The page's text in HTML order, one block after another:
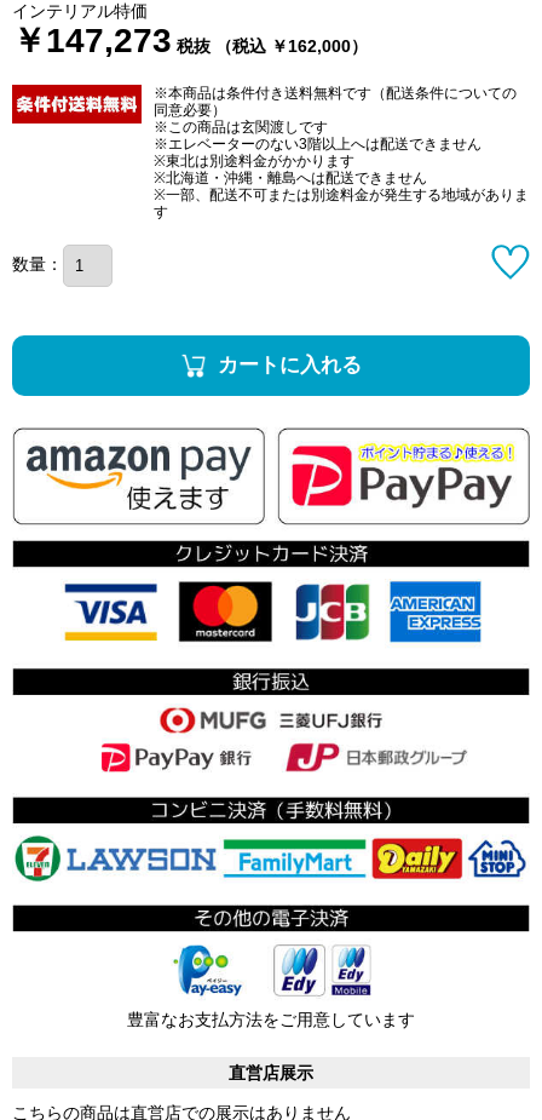
インテリアル特価
￥147,273 税抜 （税込 ￥162,000）
※本商品は条件付き送料無料です（配送条件についての
同意必要）
※この商品は玄関渡しです
※エレベーターのない3階以上へは配送できません
※東北は別途料金がかかります
※北海道・沖縄・離島へは配送できません
※一部、配送不可または別途料金が発生する地域がありま
す
数量：
カートに入れる
豊富なお支払方法をご用意しています
直営店展示
こちらの商品は直営店での展示はありません